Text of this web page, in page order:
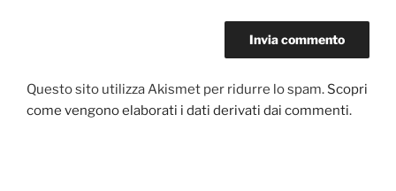
Questo sito utilizza Akismet per ridurre lo spam. Scopri
come vengono elaborati i dati derivati dai commenti.